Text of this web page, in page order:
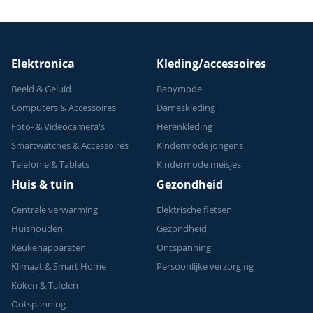
Elektronica
Beeld & Geluid
Computers & Accessoires
Foto- & Videocamera's
Smartwatches & Accessoires
Telefonie & Tablets
Kleding/accessoires
Babymode
Dameskleding
Herenkleding
Kindermode jongens
Kindermode meisjes
Huis & tuin
Centrale verwarming
Huishouden
Keukenapparaten
Klimaat & Smart Home
Koken & Tafelen
Ontspanning
Gezondheid
Elektrische fietsen
Gezondheid
Ontspanning
Persoonlijke verzorging